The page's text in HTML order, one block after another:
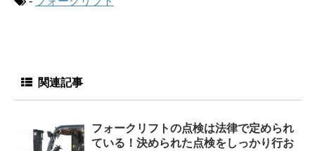
関連記事
フォークリフトの点検は法律で定められ
ている！決められた点検をしっかり行お